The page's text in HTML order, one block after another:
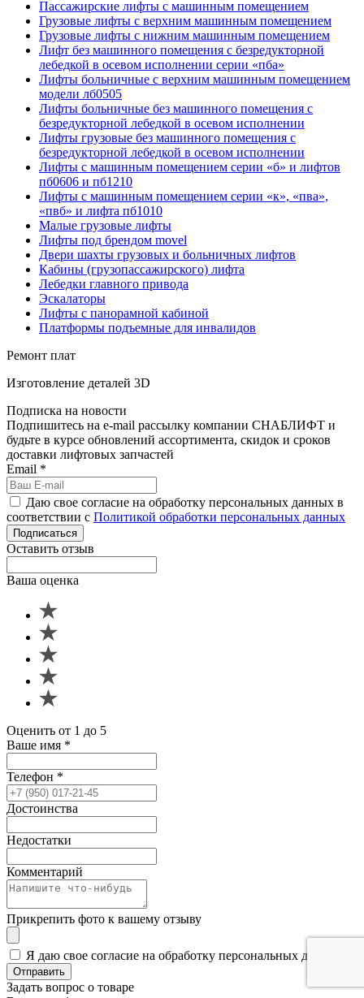
Пассажирские лифты с машинным помещением
Грузовые лифты с верхним машинным помещением
Грузовые лифты с нижним машинным помещением
Лифт без машинного помещения с безредукторной
лебедкой в осевом исполнении серии «пба»
Лифты больничные с верхним машинным помещением
модели лб0505
Лифты больничные без машинного помещения с
безредукторной лебедкой в осевом исполнении
Лифты грузовые без машинного помещения с
безредукторной лебедкой в осевом исполнении
Лифты с машинным помещением серии «б» и лифтов
пб0606 и пб1210
Лифты с машинным помещением серии «к», «пва»,
«пвб» и лифта пб1010
Малые грузовые лифты
Лифты под брендом movel
Двери шахты грузовых и больничных лифтов
Кабины (грузопассажирского) лифта
Лебедки главного привода
Эскалаторы
Лифты с панорамной кабиной
Платформы подъемные для инвалидов
Ремонт плат
Изготовление деталей 3D
Подписка на новости
Подпишитесь на e-mail рассылку компании СНАБЛИФТ и
будьте в курсе обновлений ассортимента, скидок и сроков
доставки лифтовых запчастей
Email *
Даю свое согласие на обработку персональных данных в
соответствии с Политикой обработки персональных данных
Подписаться
Оставить отзыв
Ваша оценка
Оценить от 1 до 5
Ваше имя *
Телефон *
Достоинства
Недостатки
Комментарий
Прикрепить фото к вашему отзыву
Я даю свое согласие на обработку персональных данных
Отправить
Задать вопрос о товаре